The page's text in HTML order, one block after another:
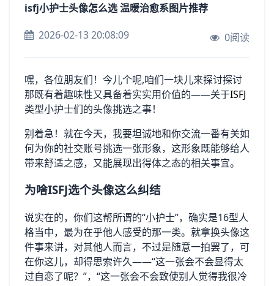
isfj小护士头像怎么选 温暖治愈系图片推荐
2026-02-13 20:08:09
0阅读
嘿，各位朋友们！今儿个呢,咱们一块儿来探讨探讨
那既有着趣味性又具备着实实用价值的——关于ISFJ
类型小护士们的头像挑选之事！
别着急！就在今天，我要坦诚地和你交流一番有关如
何为你的社交账号挑选一张形象，这形象既能够给人
带来舒适之感，又能展现出得体之态的相关事宜。
为啥ISFJ选个头像这么纠结
说实在的，你们这帮所谓的“小护士”，确实是16型人
格当中，最为在乎他人感受的那一类。就拿换头像这
件事来讲，对其他人而言，不过是随意一拍罢了，可
在你这儿，却得思索许久——“这一张会不会显得太
过自恋了呢？”，“这一张会不会致使别人觉得我很冷